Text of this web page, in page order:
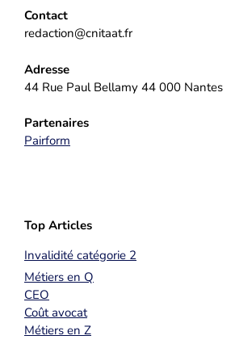
Contact
redaction@cnitaat.fr
Adresse
44 Rue Paul Bellamy 44 000 Nantes
Partenaires
Pairform
Top Articles
Invalidité catégorie 2
Métiers en Q
CEO
Coût avocat
Métiers en Z